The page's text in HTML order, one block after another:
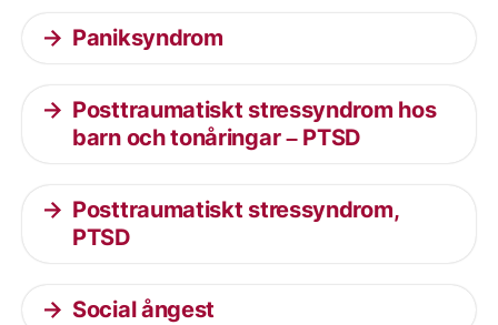
Paniksyndrom
Posttraumatiskt stressyndrom hos
barn och tonåringar – PTSD
Posttraumatiskt stressyndrom,
PTSD
Social ångest